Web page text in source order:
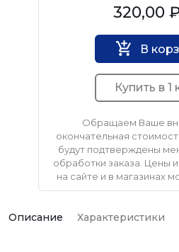
Нет бренда320,00
В
Купить в 1
Обращаем Ваше
окончательная
будут подтверждены
обработки заказа. Цены
на сайте и в магазинах
Описание Характеристики